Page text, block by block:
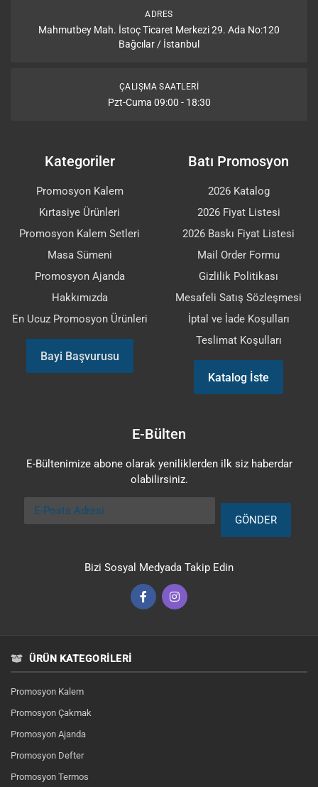
ADRES
Mahmutbey Mah. İstoç Ticaret Merkezi 29. Ada No:120
Bağcılar / İstanbul
ÇALIŞMA SAATLERI
Pzt-Cuma 09:00 - 18:30
Kategoriler
Promosyon Kalem
Kırtasiye Ürünleri
Promosyon Kalem Setleri
Masa Sümeni
Promosyon Ajanda
Hakkımızda
En Ucuz Promosyon Ürünleri
Bayi Başvurusu
Batı Promosyon
2026 Katalog
2026 Fiyat Listesi
2026 Baskı Fiyat Listesi
Mail Order Formu
Gizlilik Politikası
Mesafeli Satış Sözleşmesi
İptal ve İade Koşulları
Teslimat Koşulları
Katalog İste
E-Bülten
E-Bültenimize abone olarak yeniliklerden ilk siz haberdar
olabilirsiniz.
E-Posta Adresi
GÖNDER
Bizi Sosyal Medyada Takip Edin
ÜRÜN KATEGORILERI
Promosyon Kalem
Promosyon Çakmak
Promosyon Ajanda
Promosyon Defter
Promosyon Termos